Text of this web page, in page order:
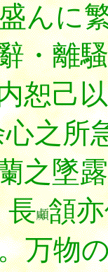
んに
・離
恕己
之所
之墜
長 頷
万物